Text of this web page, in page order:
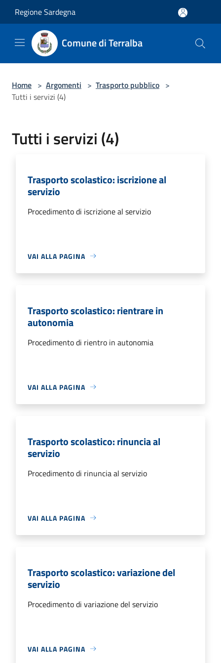
Regione Sardegna
Comune di Terralba
Home > Argomenti > Trasporto pubblico >
Tutti i servizi (4)
Tutti i servizi (4)
Trasporto scolastico: iscrizione al
servizio
Procedimento di iscrizione al servizio
VAI ALLA PAGINA
Trasporto scolastico: rientrare in
autonomia
Procedimento di rientro in autonomia
VAI ALLA PAGINA
Trasporto scolastico: rinuncia al
servizio
Procedimento di rinuncia al servizio
VAI ALLA PAGINA
Trasporto scolastico: variazione del
servizio
Procedimento di variazione del servizio
VAI ALLA PAGINA